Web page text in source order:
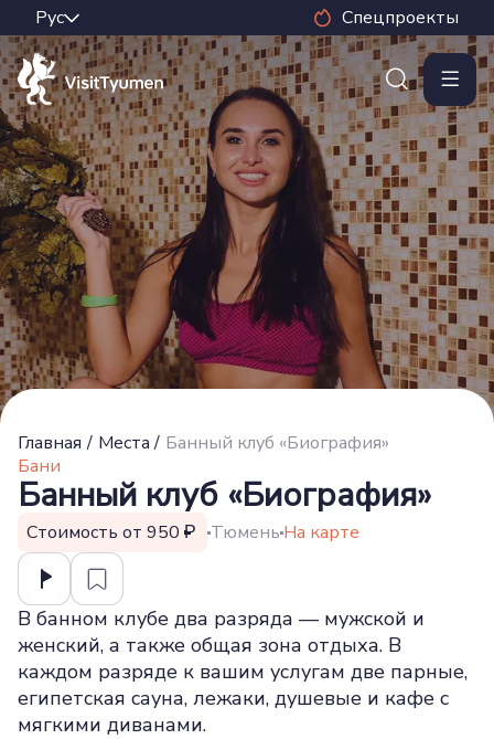
Спецпроекты
Главная / Места / Банный клуб «Биография»
Бани
Банный клуб «Биография»
Стоимость от 950 ТюменьНа карте
В банном клубе два разряда — мужской и
женский, а также общая зона отдыха. В
каждом разряде к вашим услугам две парные,
египетская сауна, лежаки, душевые и кафе с
мягкими диванами.